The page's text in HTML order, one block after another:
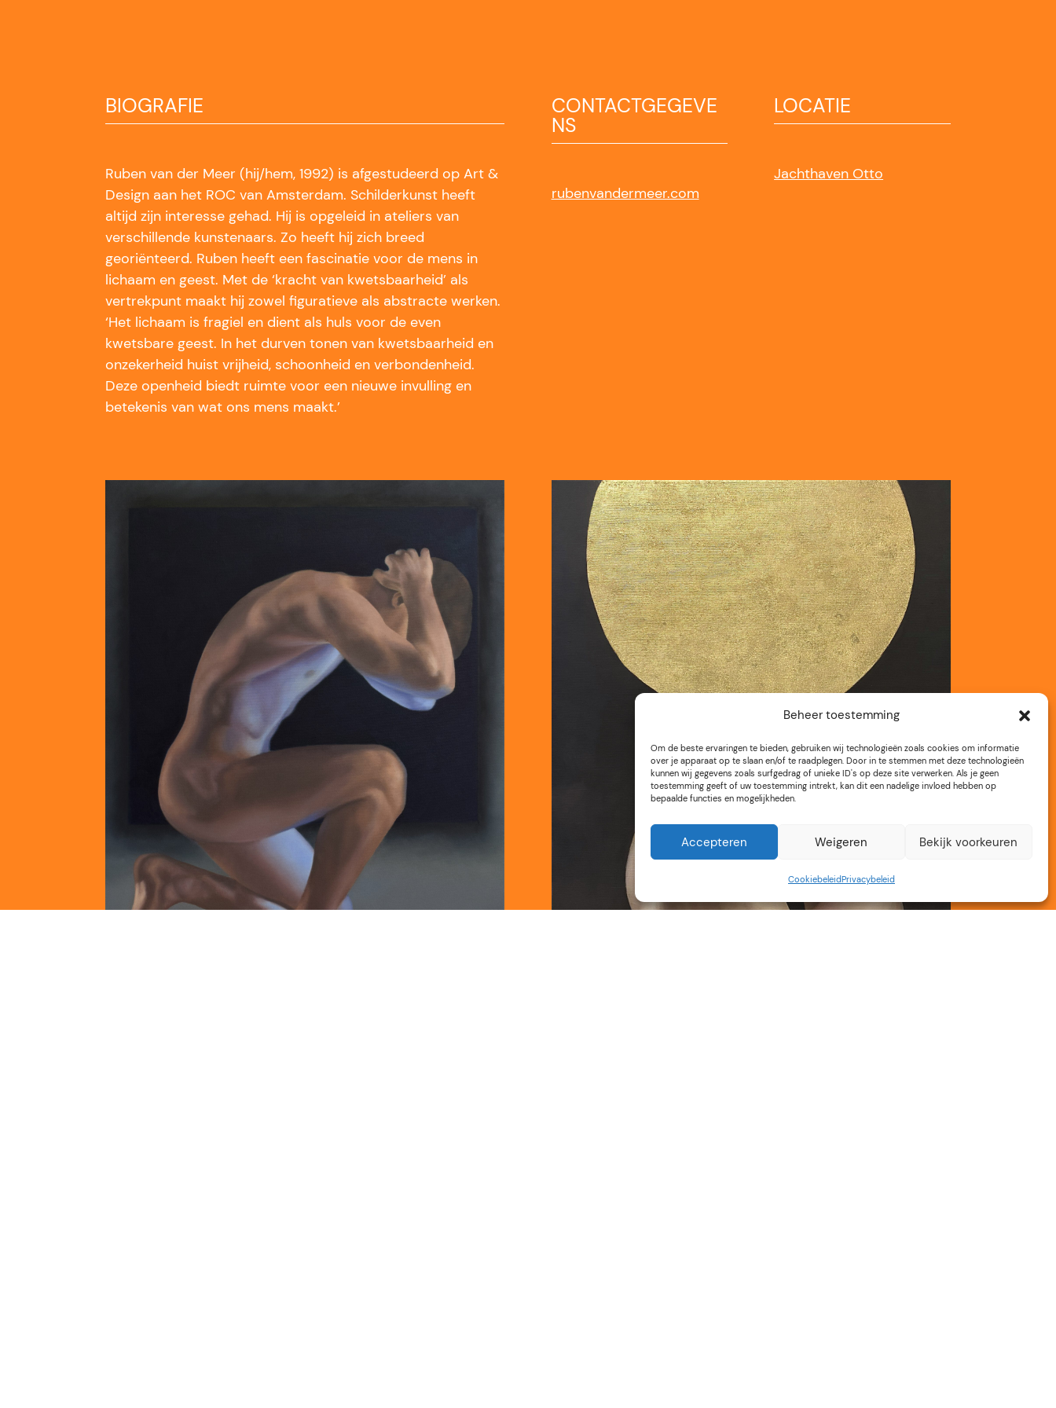
Beheer toestemming
Om de beste ervaringen te bieden, gebruiken wij technologieën zoals cookies om informatie
over je apparaat op te slaan en/of te raadplegen. Door in te stemmen met deze technologieën
kunnen wij gegevens zoals surfgedrag of unieke ID's op deze site verwerken. Als je geen
toestemming geeft of uw toestemming intrekt, kan dit een nadelige invloed hebben op
bepaalde functies en mogelijkheden.
Accepteren Weigeren Bekijk voorkeuren
CookiebeleidPrivacybeleid
BIOGRAFIE
Ruben van der Meer (hij/hem, 1992) is afgestudeerd op Art &
Design aan het ROC van Amsterdam. Schilderkunst heeft
altijd zijn interesse gehad. Hij is opgeleid in ateliers van
verschillende kunstenaars. Zo heeft hij zich breed
georiënteerd. Ruben heeft een fascinatie voor de mens in
lichaam en geest. Met de ‘kracht van kwetsbaarheid’ als
vertrekpunt maakt hij zowel figuratieve als abstracte werken.
‘Het lichaam is fragiel en dient als huls voor de even
kwetsbare geest. In het durven tonen van kwetsbaarheid en
onzekerheid huist vrijheid, schoonheid en verbondenheid.
Deze openheid biedt ruimte voor een nieuwe invulling en
betekenis van wat ons mens maakt.’
CONTACTGEGEVE
NS
rubenvandermeer.com
LOCATIE
Jachthaven Otto